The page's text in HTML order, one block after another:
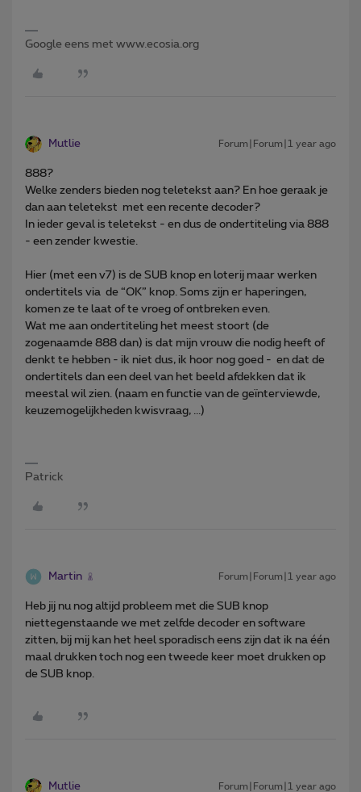
Google eens met www.ecosia.org
Mutlie Forum|Forum|1 year ago
888?
Welke zenders bieden nog teletekst aan? En hoe geraak je
dan aan teletekst met een recente decoder?
In ieder geval is teletekst - en dus de ondertiteling via 888
- een zender kwestie.
Hier (met een v7) is de SUB knop en loterij maar werken
ondertitels via de “OK” knop. Soms zijn er haperingen,
komen ze te laat of te vroeg of ontbreken even.
Wat me aan ondertiteling het meest stoort (de
zogenaamde 888 dan) is dat mijn vrouw die nodig heeft of
denkt te hebben - ik niet dus, ik hoor nog goed - en dat de
ondertitels dan een deel van het beeld afdekken dat ik
meestal wil zien. (naam en functie van de geïnterviewde,
keuzemogelijkheden kwisvraag, ...)
Patrick
Martin Forum|Forum|1 year ago
Heb jij nu nog altijd probleem met die SUB knop
niettegenstaande we met zelfde decoder en software
zitten, bij mij kan het heel sporadisch eens zijn dat ik na één
maal drukken toch nog een tweede keer moet drukken op
de SUB knop.
Mutlie Forum|Forum|1 year ago